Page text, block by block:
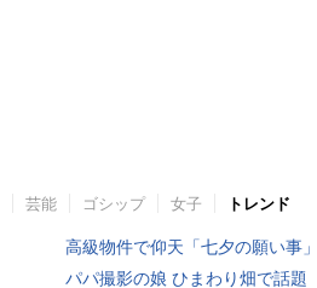
芸能 ゴシップ 女子 トレンド
高級物件で仰天「七夕の願い事」
パパ撮影の娘 ひまわり畑で話題